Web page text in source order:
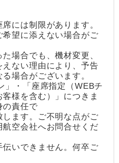
には制限があります。
望に添えない場合がご
場合でも、機材変更、
ない理由により、予告
場合がございます。
・「座席指定（WEBチ
様を含む）」につきま
の責任で
ます。ご不明な点がご
空会社へお問合せくだ
いできません。何卒ご